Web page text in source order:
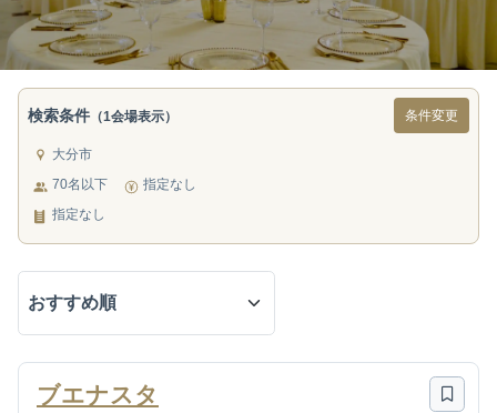
検索条件 （1会場表示） 条件変更
大分市
70名以下
指定なし
指定なし
ブエナスタ